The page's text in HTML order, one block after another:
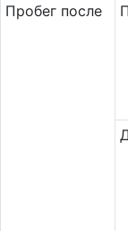
Пробег после